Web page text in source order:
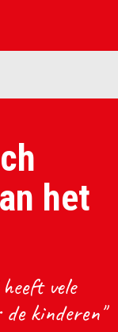
het
vele
de kinderen"